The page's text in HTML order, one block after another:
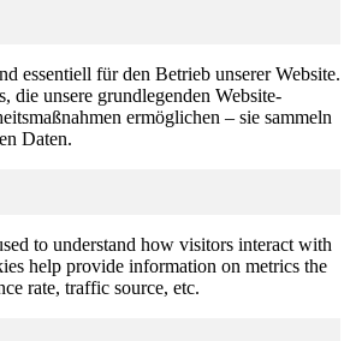
essentiell für den Betrieb unserer Website.
die unsere grundlegenden Website-
ermöglichen – sie sammeln
Daten.
to understand how visitors interact with
help provide information on metrics the
rate, traffic source, etc.